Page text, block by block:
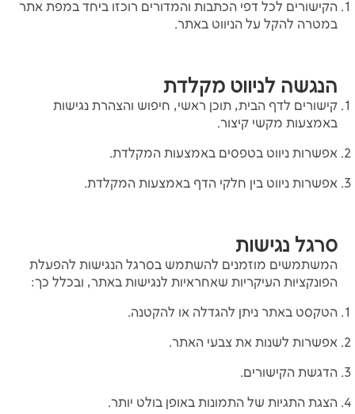
הקישורים לכל דפי הכתבות והמדורים רוכזו ביחד במפת אתר
במטרה להקל על הניווט באתר.
הנגשה לניווט מקלדת
קישורים לדף הבית, תוכן ראשי, חיפוש והצהרת נגישות
באמצעות מקשי קיצור.
אפשרות ניווט בטפסים באמצעות המקלדת.
אפשרות ניווט בין חלקי הדף באמצעות המקלדת.
סרגל נגישות
המשתמשים מוזמנים להשתמש בסרגל הנגישות להפעלת
הפונקציות העיקריות שאחראיות לנגישות באתר, ובכלל כך:
הטקסט באתר ניתן להגדלה או להקטנה.
אפשרות לשנות את צבעי האתר.
הדגשת הקישורים.
הצגת התגיות של התמונות באופן בולט יותר.